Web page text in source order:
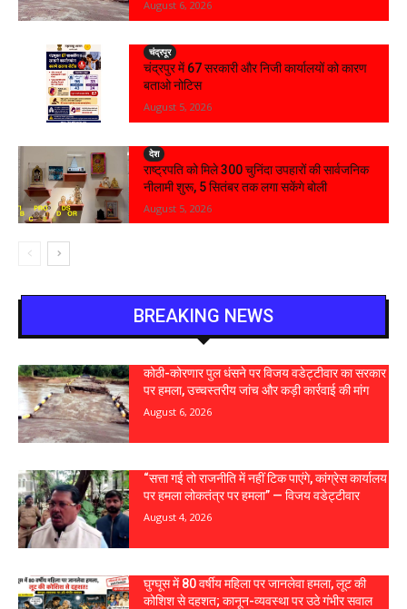
August 6, 2026
चंद्रपूर
चंद्रपुर में 67 सरकारी और निजी कार्यालयों को कारण
बताओ नोटिस
August 5, 2026
देश
राष्ट्रपति को मिले 300 चुनिंदा उपहारों की सार्वजनिक
नीलामी शुरू, 5 सितंबर तक लगा सकेंगे बोली
August 5, 2026
BREAKING NEWS
कोठी-कोरणार पुल धंसने पर विजय वडेट्टीवार का सरकार
पर हमला, उच्चस्तरीय जांच और कड़ी कार्रवाई की मांग
August 6, 2026
“सत्ता गई तो राजनीति में नहीं टिक पाएंगे, कांग्रेस कार्यालय
पर हमला लोकतंत्र पर हमला” — विजय वडेट्टीवार
August 4, 2026
घुग्घूस में 80 वर्षीय महिला पर जानलेवा हमला, लूट की
कोशिश से दहशत; कानून-व्यवस्था पर उठे गंभीर सवाल